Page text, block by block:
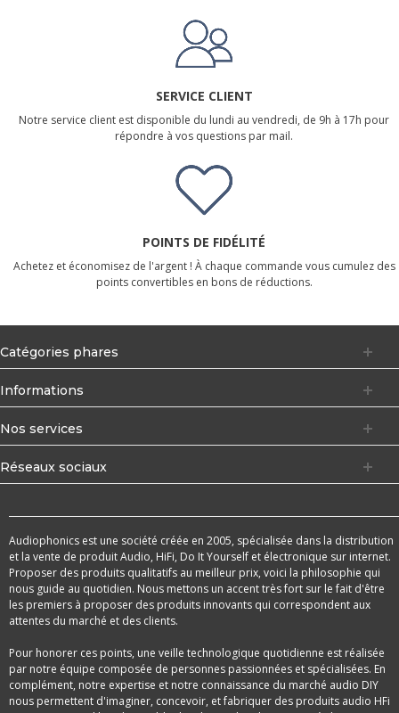
SERVICE CLIENT
Notre service client est disponible du lundi au vendredi, de 9h à 17h pour
répondre à vos questions par mail.
POINTS DE FIDÉLITÉ
Achetez et économisez de l'argent ! À chaque commande vous cumulez des
points convertibles en bons de réductions.
Catégories phares
Informations
Nos services
Réseaux sociaux
Audiophonics est une société créée en 2005, spécialisée dans la distribution
et la vente de produit Audio, HiFi, Do It Yourself et électronique sur internet.
Proposer des produits qualitatifs au meilleur prix, voici la philosophie qui
nous guide au quotidien. Nous mettons un accent très fort sur le fait d'être
les premiers à proposer des produits innovants qui correspondent aux
attentes du marché et des clients.
Pour honorer ces points, une veille technologique quotidienne est réalisée
par notre équipe composée de personnes passionnées et spécialisées. En
complément, notre expertise et notre connaissance du marché audio DIY
nous permettent d'imaginer, concevoir, et fabriquer des produits audio HFi